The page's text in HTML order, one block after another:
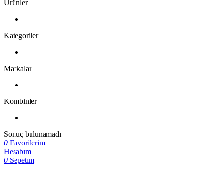
Ürünler
Kategoriler
Markalar
Kombinler
Sonuç bulunamadı.
0 Favorilerim
Hesabım
0 Sepetim